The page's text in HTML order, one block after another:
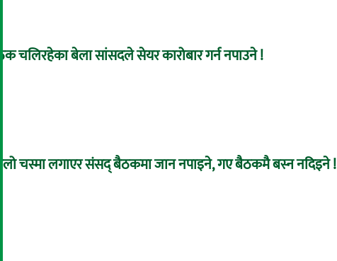
बैठक चलिरहेका बेला सांसदले सेयर कारोबार गर्न नपाउने !
कालो चस्मा लगाएर संसद् बैठकमा जान नपाइने, गए बैठकमै बस्न नदिइने !